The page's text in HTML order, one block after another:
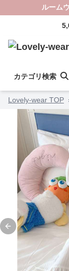
ルーム
カテゴリ検索
Lovely-wear TOP
Previous slide